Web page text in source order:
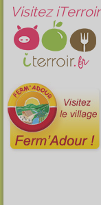
Visitez iTerroir